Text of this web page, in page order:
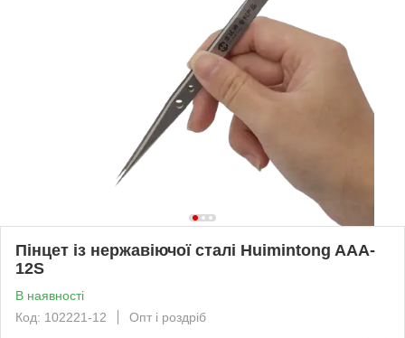
Пінцет із нержавіючої сталі Huimintong AAA-
12S
В наявності
Код: 102221-12
Опт і роздріб